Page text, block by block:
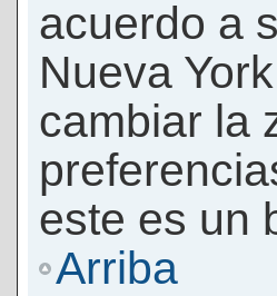
acuerdo a
Nueva
cambiar la
este es un
Arriba